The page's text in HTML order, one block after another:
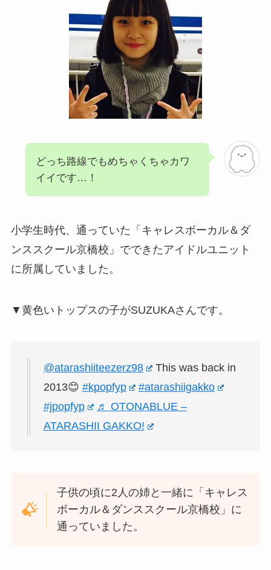
どっち路線でもめちゃくちゃカワ
イイです…！
小学生時代、通っていた「キャレスボーカル＆ダ
ンススクール京橋校」でできたアイドルユニット
に所属していました。
▼黄色いトップスの子がSUZUKAさんです。
@atarashiiteezerz98
This was back in
2013😊 #kpopfyp
#atarashiigakko
#jpopfyp
♬ OTONABLUE –
ATARASHII GAKKO!
子供の頃に2人の姉と一緒に「キャレス
ボーカル＆ダンススクール京橋校」に
通っていました。